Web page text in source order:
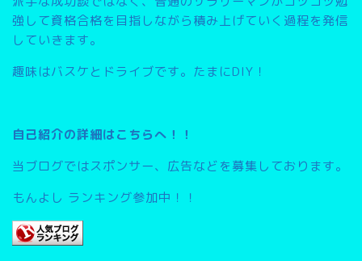
強して資格合格を目指しながら積み上げていく過程を発信
していきます。
趣味はバスケとドライブです。たまにDIY！
自己紹介の詳細はこちらへ！！
当ブログではスポンサー、広告などを募集しております。
もんよし ランキング参加中！！